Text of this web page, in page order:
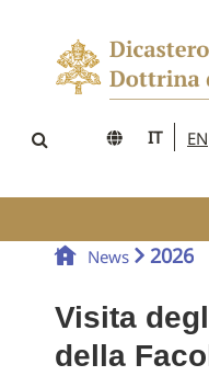
IT EN
News 2026
Visita
della